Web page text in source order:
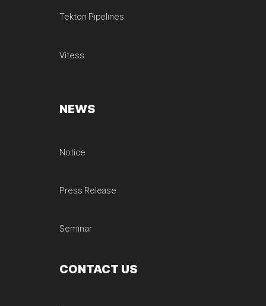
Tekton Pipelines
Vitess
NEWS
Notice
Press Release
Seminar
CONTACT US